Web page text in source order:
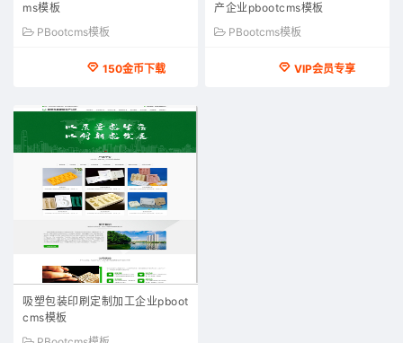
ms模板
PBootcms模板
150金币下载
产企业pbootcms模板
PBootcms模板
VIP会员专享
吸塑包装印刷定制加工企业pboot
cms模板